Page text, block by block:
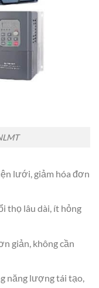
lưới, giảm hóa đơn
thọ lâu dài, ít hỏng
giản, không cần
năng lượng tái tạo,